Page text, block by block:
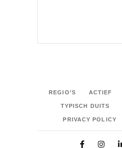
REGIO’S ACTIEF
TYPISCH DUITS
PRIVACY POLICY